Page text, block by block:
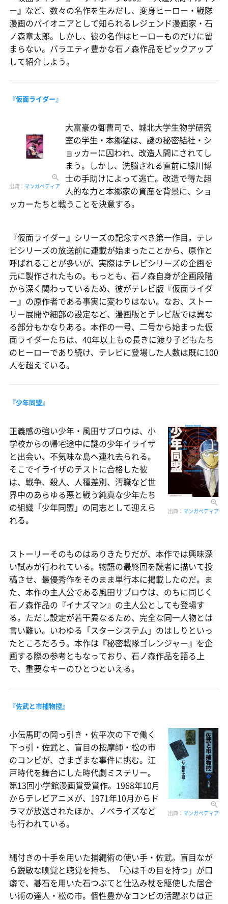
ー』など、数々の名作を生みだし、変身ヒーロー・戦隊
漫画のパイオニアとして知られるレジェンド漫画家・石
ノ森章太郎。しかし、彼の名作はヒーローものだけに留
まらない。バラエティ豊かな石ノ森作品をピックアップ
して紹介しよう。
『仮面ライダー』
出典： マンガペディア
大富豪の御曹司で、城北大学生物学研究
室の学生・本郷猛は、謎の秘密結社・シ
ョッカーに囚われ、改造人間にされてし
まう。しかし、洗脳される直前に緑川博
士の手助けによって逃亡。改造で得た超
人的な力と本郷家の資産を背景に、ショ
ッカーたちと戦うことを決意する。
『仮面ライダー』シリーズの記念すべき第一作目。テレ
ビシリーズの放送前に連載が始まったことから、原作と
呼ばれることが多いが、実際はテレビシリーズの企画を
元に製作されたもの。もっとも、石ノ森自身が企画段階
から深く関わっているため、彼がテレビ版『仮面ライダ
ー』の原作者である事実に変わりはない。なお、ストー
リー展開や細部の設定など、漫画版とテレビ版では異な
る部分もかなりある。本作の一号、二号から始まった仮
面ライダーたちは、40年以上もの長きに渡り子どもたち
のヒーローであり続け、テレビに登場した人数は既に100
人を超えている。
『少年同盟』
出典： マンガペディア
正義感の強い少年・風田サブロウは、小
学校からの帰宅途中に謎の少年イライザ
と出会い、不気味な島へ連れ去られる。
そこでイライザのテストに合格した彼
は、戦争、殺人、人種差別、汚職など世
界中のあらゆる悪と戦う純真な少年たち
の組織「少年同盟」の同志として迎えら
れる。
ストーリーそのものはありきたりだが、本作では興味深
い試みが行われている。物語の最終回を読者に描いて投
稿させ、最優秀作をそのまま単行本に掲載したのだ。ま
た、本作の主人公である風田サブロウは、のちに同じく
石ノ森作品の『イナズマン』の主人公としても登場す
る。ただし設定が若干異なるため、完全な同一人物とは
言い難い。いわゆる「スターシステム」のはしりといっ
たところだろう。本作は『秘密戦隊ゴレンジャー』を企
画する際の参考ともなっており、石ノ森作品を語る上
で、重要なキーのひとつといえる。
『佐武と市捕物控』
出典： マンガペディア
小伝馬町の岡っ引き・佐平次の下で働く
下っ引・佐武と、盲目の按摩師・松の市
のコンビが、さまざまな事件に挑む。江
戸時代を舞台にした時代劇ミステリー。
第13回小学館漫画賞受賞作。1968年10月
からテレビアニメが、1971年10月からド
ラマが放送されたほか、ノベライズなど
も行われている。
縄付きの十手を用いた捕縄術の使い手・佐武。盲目なが
ら鋭敏な嗅覚と聴覚を持ち、「心は千の目を持つ」が口
癖で、碁石を用いた石つぶてと仕込み杖を駆使した居合
い術の達人・松の市。個性豊かなコンビの活躍ぶりは正